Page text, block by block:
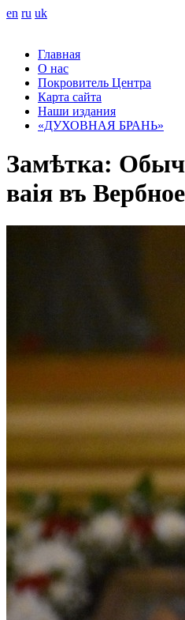
en ru uk
Главная
О нас
Покровитель Центра
Карта сайта
Наши издания
«ДУХОВНАЯ БРАНЬ»
Замѣтка:
ваія въ